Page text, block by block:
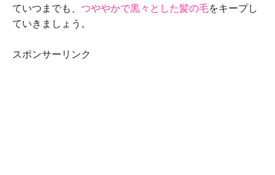
ていつまでも、 つややかで黒々とした髪の毛をキープし
ていきましょう。
スポンサーリンク